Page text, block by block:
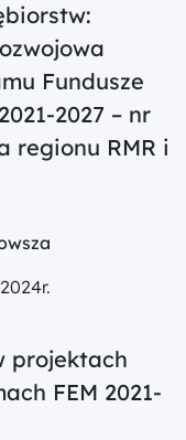
Fundusze
2027 – nr
regionu RMR i
projektach
FEM 2021-